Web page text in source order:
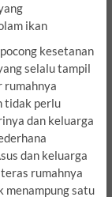
ikan
kesetanan
selalu tampil
rumahnya
tidak perlu
dan keluarga
dan keluarga
rumahnya
menampung satu